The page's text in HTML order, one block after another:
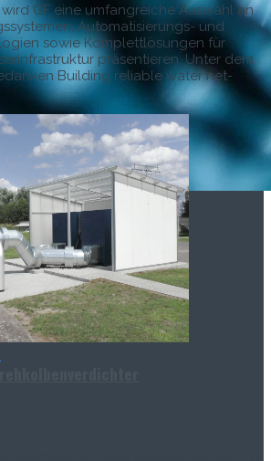
in Wasserzählern
erfordert Trinkwasser einen
wird GF eine umfan­gre­iche Auswahl an
Automa­tisierungs- und
sowie Kom­plet­tlö­sun­gen für
präsen­tieren. Unter dem
Build­ing reli­able water net­
und Wirtschaftlichkeit
ober­ste Pri­or­ität. Energieef­fizienz